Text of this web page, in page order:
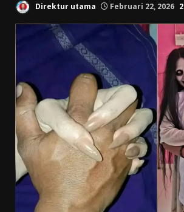
Direktur utama Februari 22, 2026